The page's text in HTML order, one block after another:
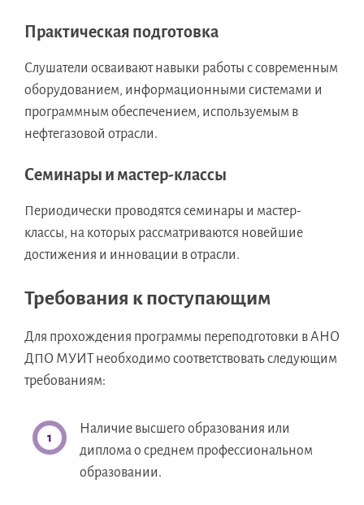
Практическая подготовка
Слушатели осваивают навыки работы с современным
оборудованием, информационными системами и
программным обеспечением, используемым в
нефтегазовой отрасли.
Семинары и мастер-классы
Периодически проводятся семинары и мастер-
классы, на которых рассматриваются новейшие
достижения и инновации в отрасли.
Требования к поступающим
Для прохождения программы переподготовки в АНО
ДПО МУИТ необходимо соответствовать следующим
требованиям:
Наличие высшего образования или
диплома о среднем профессиональном
образовании.